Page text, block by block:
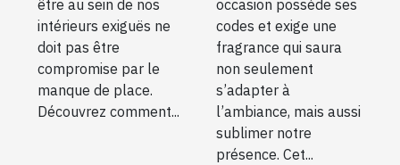
être au sein de nos
intérieurs exiguës ne
doit pas être
compromise par le
manque de place.
Découvrez comment...
occasion possède ses
codes et exige une
fragrance qui saura
non seulement
s’adapter à
l’ambiance, mais aussi
sublimer notre
présence. Cet...